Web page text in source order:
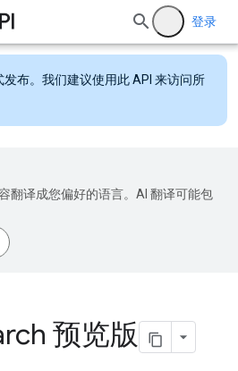
登录
发布。我们建议使用此 API 来访问所
翻译成您偏好的语言。AI 翻译可能包
预览版